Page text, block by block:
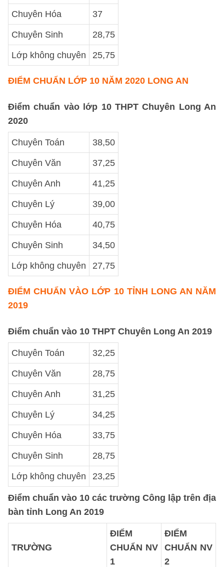
Chuyên Hóa 37
Chuyên Sinh 28,75
Lớp không chuyên 25,75
ĐIỂM CHUẨN LỚP 10 NĂM 2020 LONG AN
Điểm chuẩn vào lớp 10 THPT Chuyên Long An
2020
Chuyên Toán 38,50
Chuyên Văn 37,25
Chuyên Anh 41,25
Chuyên Lý 39,00
Chuyên Hóa 40,75
Chuyên Sinh 34,50
Lớp không chuyên 27,75
ĐIỂM CHUẨN VÀO LỚP 10 TỈNH LONG AN NĂM
2019
Điểm chuẩn vào 10 THPT Chuyên Long An 2019
Chuyên Toán 32,25
Chuyên Văn 28,75
Chuyên Anh 31,25
Chuyên Lý 34,25
Chuyên Hóa 33,75
Chuyên Sinh 28,75
Lớp không chuyên 23,25
Điểm chuẩn vào 10 các trường Công lập trên địa
bàn tỉnh Long An 2019
TRƯỜNG
ĐIỂM
CHUẨN NV
1
ĐIỂM
CHUẨN NV
2